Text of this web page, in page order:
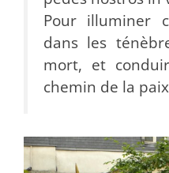
Pour illuminer
dans les
mort, et
chemin de la